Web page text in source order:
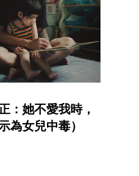
：她不愛我時，
為女兒中毒）